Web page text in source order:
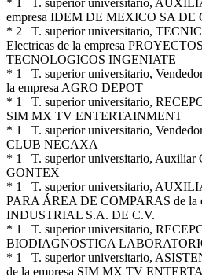
empresa IDEM DE MEXICO SA DE
* 2 T. superior universitario,
Electricas de la empresa
TECNOLOGICOS INGENIATE
* 1 T. superior universitario,
la empresa AGRO DEPOT
* 1 T. superior universitario,
SIM MX TV ENTERTAINMENT
* 1 T. superior universitario,
CLUB NECAXA
* 1 T. superior universitario, Auxiliar
GONTEX
* 1 T. superior universitario,
PARA ÁREA DE COMPARAS de la
INDUSTRIAL S.A. DE C.V.
* 1 T. superior universitario,
BIODIAGNOSTICA
* 1 T. superior universitario,
de la empresa SIM MX TV